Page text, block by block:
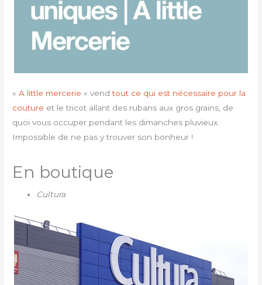
«A little mercerie » vendtout ce qui est nécessaire pour la
couture et le tricot allant des rubans aux gros grains, de
quoi vous occuper pendant les dimanches pluvieux.
Impossible de ne pas y trouver son bonheur !
En boutique
Cultura